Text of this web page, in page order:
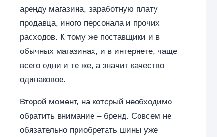
аренду магазина, заработную плату
продавца, иного персонала и прочих
расходов. К тому же поставщики и в
обычных магазинах, и в интернете, чаще
всего одни и те же, а значит качество
одинаковое.
Второй момент, на который необходимо
обратить внимание – бренд. Совсем не
обязательно приобретать шины уже